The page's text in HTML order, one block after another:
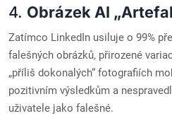
4. Obrázek AI
Zatímco LinkedIn usiluje o 99%
falešných obrázků, přirozené
„příliš dokonalých“ fotografiích
pozitivním výsledkům a
uživatele jako falešné.